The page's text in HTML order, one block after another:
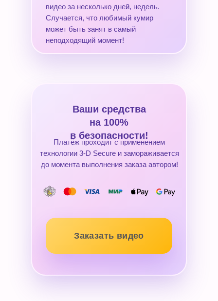
видео за несколько дней, недель.
Случается, что любимый кумир
может быть занят в самый
неподходящий момент!
Платёж проходит с применением
технологии 3-D Secure и замораживается
до момента выполнения заказа автором!
Ваши средства
на 100%
в безопасности!
Заказать видео